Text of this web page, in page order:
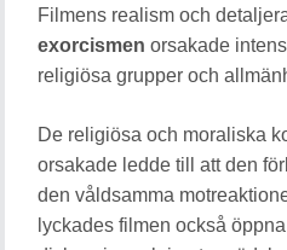
Filmens realism och
exorcismen orsakade
religiösa grupper och
De religiösa och moraliska
orsakade ledde till att den
den våldsamma
lyckades filmen också